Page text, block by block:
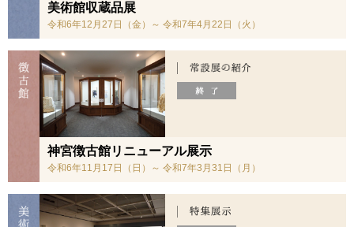
美術館収蔵品展
令和6年12月27日（金）～ 令和7年4月22日（火）
神宮徴古館リニューアル展示
令和6年11月17日（日）～ 令和7年3月31日（月）